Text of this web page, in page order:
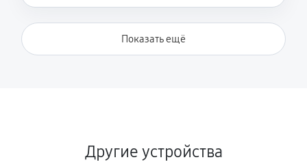
Показать ещё
Другие устройства